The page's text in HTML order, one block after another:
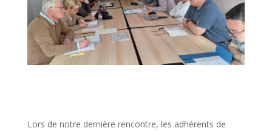
Lors de notre dernière rencontre, les adhérents de